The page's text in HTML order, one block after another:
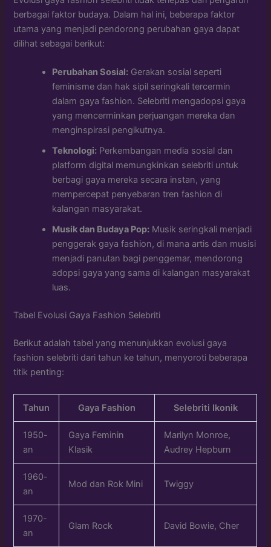
berbagai faktor budaya. Dalam hal ini, beberapa faktor
utama yang menjadi pendorong perubahan gaya dapat
dilihat sebagai berikut:
Perubahan Sosial: Gerakan sosial seperti
feminisme dan hak sipil seringkali tercermin
dalam gaya fashion. Selebriti mengadopsi gaya
yang mencerminkan perjuangan mereka dan
menginspirasi pengikutnya.
Teknologi: Perkembangan media sosial dan
platform digital memungkinkan selebriti untuk
berbagi gaya mereka secara instan, yang
mempercepat penyebaran tren fashion di
kalangan masyarakat.
Musik dan Budaya Pop: Musik seringkali menjadi
penggerak gaya fashion, di mana artis dan musisi
menjadi panutan bagi penggemar, mendorong
adopsi gaya yang sama di kalangan masyarakat
luas.
Tabel Evolusi Gaya Fashion Selebriti
Berikut adalah tabel yang menunjukkan evolusi gaya
fashion selebriti dari tahun ke tahun, menyoroti beberapa
titik penting:
Tahun Gaya Fashion Selebriti Ikonik
1950-
an
Gaya Feminin
Klasik
Marilyn Monroe,
Audrey Hepburn
1960-
an
Mod dan Rok Mini Twiggy
1970-
an
Glam Rock David Bowie, Cher